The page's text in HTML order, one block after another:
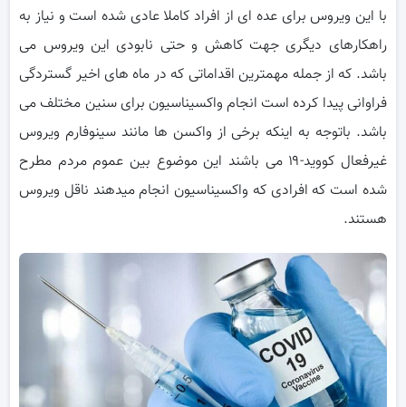
با این ویروس برای عده ای از افراد کاملا عادی شده است و نیاز به
راهکارهای دیگری جهت کاهش و حتی نابودی این ویروس می
باشد. که از جمله مهمترین اقداماتی که در ماه های اخیر گستردگی
فراوانی پیدا کرده است انجام واکسیناسیون برای سنین مختلف می
باشد. باتوجه به اینکه برخی از واکسن ها مانند سینوفارم ویروس
غیرفعال کووید-۱۹ می باشند این موضوع بین عموم مردم مطرح
شده است که افرادی که واکسیناسیون انجام میدهند ناقل ویروس
هستند.